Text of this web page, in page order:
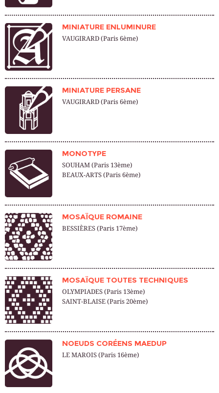
MINIATURE ENLUMINURE
VAUGIRARD (Paris 6ème)
MINIATURE PERSANE
VAUGIRARD (Paris 6ème)
MONOTYPE
SOUHAM (Paris 13ème)
BEAUX-ARTS (Paris 6ème)
MOSAÏQUE ROMAINE
BESSIÈRES (Paris 17ème)
MOSAÏQUE TOUTES TECHNIQUES
OLYMPIADES (Paris 13ème)
SAINT-BLAISE (Paris 20ème)
NOEUDS CORÉENS MAEDUP
LE MAROIS (Paris 16ème)